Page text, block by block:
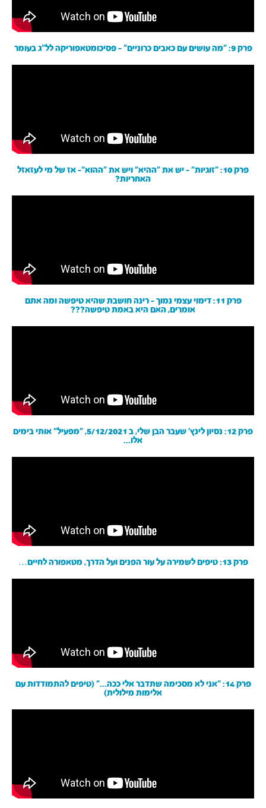
פרק 9: ״מה עושים עם כאבים כרוניים״ - פסיכומטאפוריקה לל״ג בעומר
פרק 10: ״זוגיות״ - יש את ״ההיא״ ויש את ״ההוא״- אז של מי לעזאזל
האחריות?
פרק 11: דימוי עצמי נמוך - רינה חושבת שהיא טיפשה ומה אתם
אומרים, האם היא באמת טיפשה???
פרק 12: נסיון לינץ׳ שעבר הבן שלי, ב 5/12/2021, ״מפעיל״ אותי בימים
אלו...
פרק 13: טיפים לשמירה על עור הפנים ועל הדרך, מטאפורה לחיים…
פרק 14: ״אני לא מסכימה שתדבר אלי ככה...״ (טיפים להתמודדות עם
אלימות מילולית)